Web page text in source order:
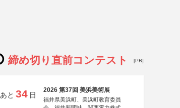
締め切り直前コンテスト [PR]
あと 34 日
2026 第37回 美浜美術展
福井県美浜町、美浜町教育委員